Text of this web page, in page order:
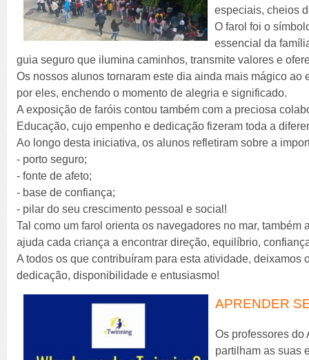
especiais, cheios
O farol foi o
essencial da
guia seguro que ilumina caminhos, transmite valores e
Os nossos alunos tornaram este dia ainda mais mágico ao
por eles, enchendo o momento de alegria e significado.
A exposição de faróis contou também com a preciosa
Educação, cujo empenho e dedicação fizeram toda a
Ao longo desta iniciativa, os alunos refletiram sobre a
- porto seguro;
- fonte de afeto;
- base de confiança;
- pilar do seu crescimento pessoal e social!
Tal como um farol orienta os navegadores no mar, também
ajuda cada criança a encontrar direção, equilíbrio,
A todos os que contribuíram para esta atividade, deixamos
dedicação, disponibilidade e entusiasmo!
APRENDER
Os professores do
partilham as suas